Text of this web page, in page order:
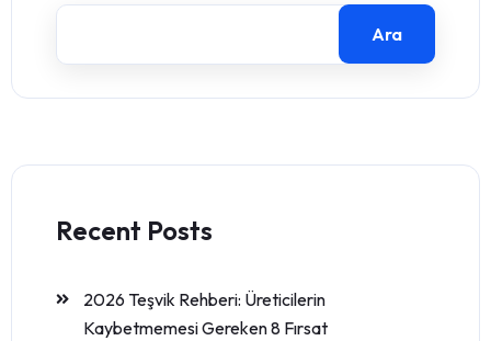
Ara
Recent Posts
2026 Teşvik Rehberi: Üreticilerin
Kaybetmemesi Gereken 8 Fırsat